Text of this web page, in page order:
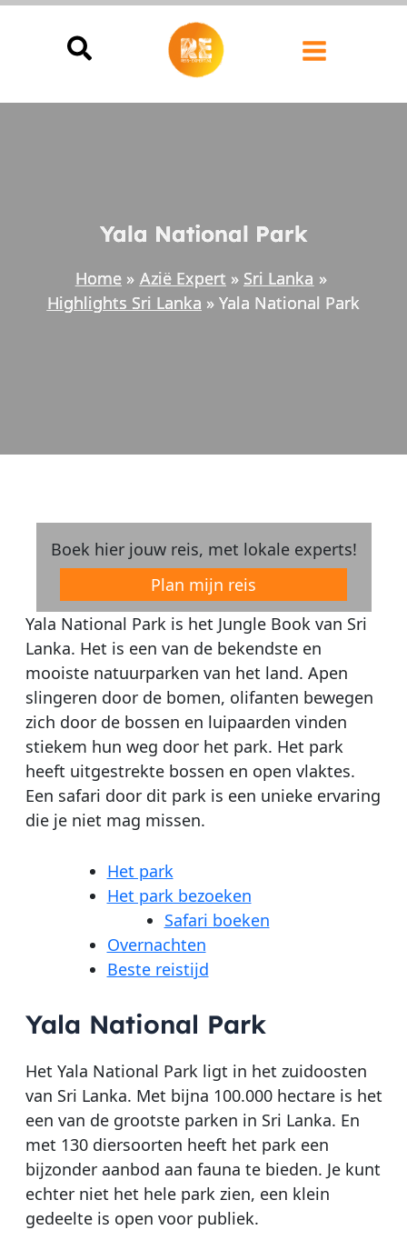
Ga
Yala National Park
Home Azië Expert
Sri Lanka
Highlights Sri Lanka
Yala National Park
Boek hier jouw reis, met lokale experts!
Plan mijn reis
Yala National Park is het Jungle Book van Sri
Lanka. Het is een van de bekendste en
mooiste natuurparken van het land. Apen
slingeren door de bomen, olifanten bewegen
zich door de bossen en luipaarden vinden
stiekem hun weg door het park. Het park
heeft uitgestrekte bossen en open vlaktes.
Een safari door dit park is een unieke ervaring
die je niet mag missen.
Het park
Het park bezoeken
Safari boeken
Overnachten
Beste reistijd
Yala National Park
Het Yala National Park ligt in het zuidoosten
van Sri Lanka. Met bijna 100.000 hectare is het
een van de grootste parken in Sri Lanka. En
met 130 diersoorten heeft het park een
bijzonder aanbod aan fauna te bieden. Je kunt
echter niet het hele park zien, een klein
gedeelte is open voor publiek.